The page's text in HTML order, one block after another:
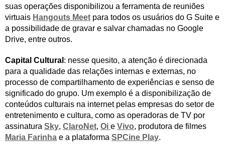
suas operações disponibilizou a ferramenta de reuniões
virtuais Hangouts Meet para todos os usuários do G Suite e
a possibilidade de gravar e salvar chamadas no Google
Drive, entre outros.
Capital Cultural : nesse quesito, a atenção é direcionada
para a qualidade das relações internas e externas, no
processo de compartilhamento de experiências e senso de
significado do grupo. Um exemplo é a disponibilização de
conteúdos culturais na internet pelas empresas do setor de
entretenimento e cultura, como as operadoras de TV por
assinatura Sky, ClaroNet, Oi e Vivo, produtora de filmes
Maria Farinha e a plataforma SPCine Play.